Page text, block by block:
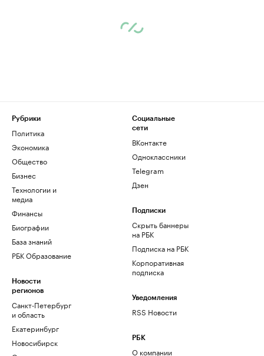
Рубрики
Политика
Экономика
Общество
Бизнес
Технологии и
медиа
Финансы
Биографии
База знаний
РБК Образование
Новости
регионов
Санкт-Петербург
и область
Екатеринбург
Новосибирск
Социальные
сети
ВКонтакте
Одноклассники
Telegram
Дзен
Подписки
Скрыть баннеры
на РБК
Подписка на РБК
Корпоративная
подписка
Уведомления
RSS Новости
РБК
О компании